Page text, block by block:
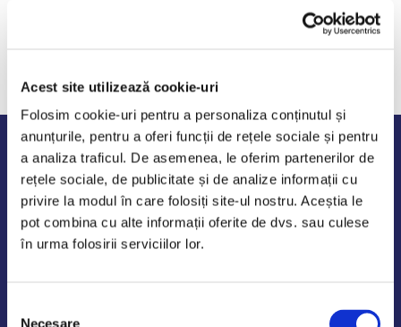
Acest site utilizează cookie-uri
Folosim cookie-uri pentru a personaliza conținutul și
anunțurile, pentru a oferi funcții de rețele sociale și pentru
a analiza traficul. De asemenea, le oferim partenerilor de
rețele sociale, de publicitate și de analize informații cu
privire la modul în care folosiți site-ul nostru. Aceștia le
pot combina cu alte informații oferite de dvs. sau culese
în urma folosirii serviciilor lor.
Necesare
Program de lucru
Luni - Vineri: 09:00-18:00
Sambata - Duminica: 10:00-14:00